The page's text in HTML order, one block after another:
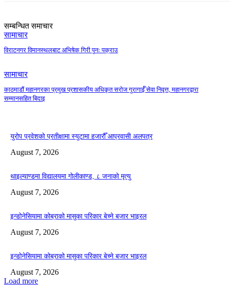
सम्बन्धित समाचार
सामाचार
विराटनगर विमानस्थलबाट अभिषेक गिरी पुनः पक्राउ
सामाचार
काठमाडौं महानगरका प्रमुख प्रशासकीय अधिकृत सरोज गुरागाईँ सेवा निवृत्त, महानगरद्वारा
सम्मानसहित बिदाइ
युरोप प्रवेशको प्रतीक्षामा स्युटामा हजारौँ आप्रवासी अलपत्र
August 7, 2026
थाइल्याण्डमा विद्यालयमा गोलीकाण्ड, ८ जनाको मृत्यु
August 7, 2026
इन्डोनेसियामा कोब्राको मासुका परिकार बेच्ने बजार भाइरल
August 7, 2026
इन्डोनेसियामा कोब्राको मासुका परिकार बेच्ने बजार भाइरल
August 7, 2026
Load more